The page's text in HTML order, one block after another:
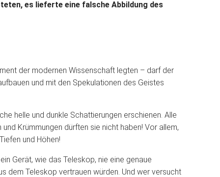
es lieferte eine falsche Abbildung des
der modernen Wissenschaft legten – darf der
und mit den Spekulationen des Geistes
helle und dunkle Schattierungen erschienen. Alle
Krümmungen dürften sie nicht haben! Vor allem,
und Höhen!
Gerät, wie das Teleskop, nie eine genaue
dem Teleskop vertrauen würden. Und wer versucht